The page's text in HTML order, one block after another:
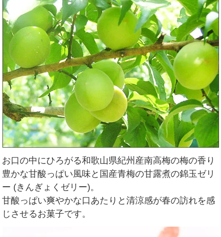
お口の中にひろがる和歌山県紀州産南高梅の梅の香り
豊かな甘酸っぱい風味と国産青梅の甘露煮の錦玉ゼリ
ー (きんぎょくゼリー)。
甘酸っぱい爽やかな口あたりと清涼感が春の訪れを感
じさせるお菓子です。